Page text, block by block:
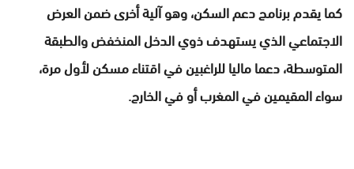
كما يقدم برنامج دعم السكن، وهو آلية أخرى ضمن العرض
الاجتماعي الذي يستهدف ذوي الدخل المنخفض والطبقة
المتوسطة، دعما ماليا للراغبين في اقتناء مسكن لأول مرة،
سواء المقيمين في المغرب أو في الخارج.